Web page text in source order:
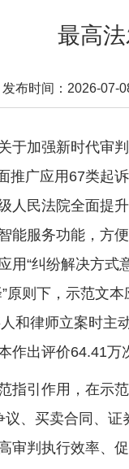
最高
发布时间：2026-07-
加强新时代审判
推广应用67类起
人民法院全面提
能服务功能，方
“纠纷解决方式
则下，示范文本
和律师立案时主
作出评价64.41
引作用，在示范
、买卖合同、
审判执行效率、